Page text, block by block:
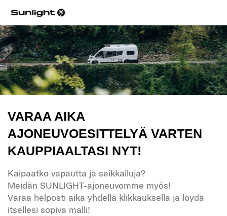
VARAA AIKA
AJONEUVOESITTELYÄ VARTEN
KAUPPIAALTASI NYT!
Kaipaatko vapautta ja seikkailuja?
Meidän SUNLIGHT-ajoneuvomme myös!
Varaa helposti aika yhdellä klikkauksella ja löydä
itsellesi sopiva malli!